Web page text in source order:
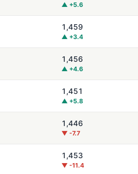
▲ +5.6
1,459
▲ +3.4
1,456
▲ +4.6
1,451
▲ +5.8
1,446
▼ -7.7
1,453
▼ -11.4